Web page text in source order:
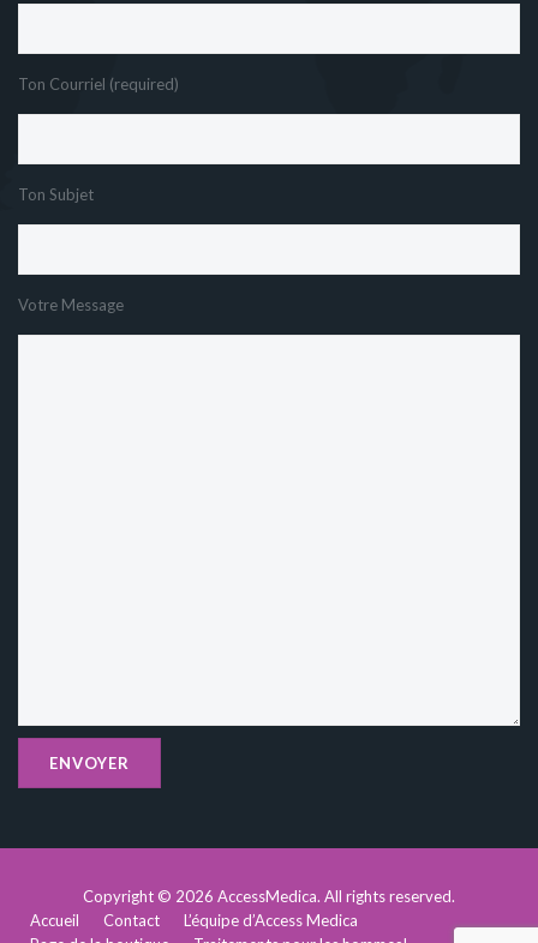
Ton Courriel (required)
Ton Subjet
Votre Message
Copyright © 2026 AccessMedica. All rights reserved.
Accueil
Contact
L’équipe d’Access Medica